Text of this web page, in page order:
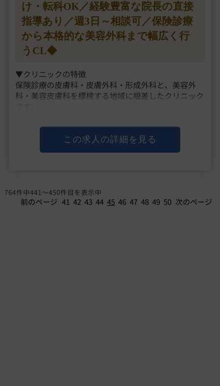
け・転科OK／経験豊富な院長の直接
指導あり／週3日～相談可／保険診療
から本格的な美容外科まで幅広く行
うCL◆
▼クリニックの特徴
保険診療の皮膚科・皮膚外科・形成外科と、美容外
科・美容皮膚科を標榜する地域に根差したクリニック
の美容手術まで、幅広く対応しており、
「疾患を治すだけではなく、その先の患者様のQOL向
上や美の向上にも尽力したい」
この求人の詳細を見る
764件中441～450件目を表示中
前のページ 41 42 43 44 45 46 47 48 49 50 次のページ